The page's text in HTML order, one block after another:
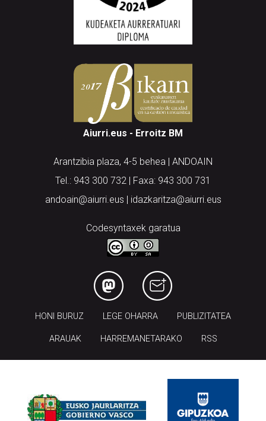
Aiurri.eus - Erroitz BM
Arantzibia plaza, 4-5 behea | ANDOAIN
Tel.: 943 300 732 | Faxa: 943 300 731
andoain@aiurri.eus | idazkaritza@aiurri.eus
Codesyntaxek garatua
HONI BURUZ LEGE OHARRA PUBLIZITATEA
ARAUAK HARREMANETARAKO RSS